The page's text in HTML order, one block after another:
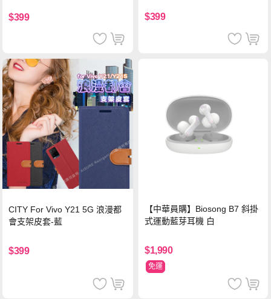
$399 $399
CITY For Vivo Y21 5G 浪漫都
會支架皮套-藍
$399
【中華員購】Biosong B7 斜掛
式運動藍芽耳機 白
$1,990
免運